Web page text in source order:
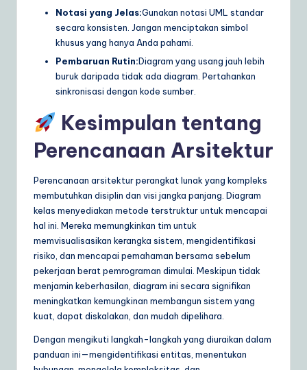
Notasi yang Jelas:Gunakan notasi UML standar
secara konsisten. Jangan menciptakan simbol
khusus yang hanya Anda pahami.
Pembaruan Rutin:Diagram yang usang jauh lebih
buruk daripada tidak ada diagram. Pertahankan
sinkronisasi dengan kode sumber.
Kesimpulan tentang
Perencanaan Arsitektur
Perencanaan arsitektur perangkat lunak yang kompleks
membutuhkan disiplin dan visi jangka panjang. Diagram
kelas menyediakan metode terstruktur untuk mencapai
hal ini. Mereka memungkinkan tim untuk
memvisualisasikan kerangka sistem, mengidentifikasi
risiko, dan mencapai pemahaman bersama sebelum
pekerjaan berat pemrograman dimulai. Meskipun tidak
menjamin keberhasilan, diagram ini secara signifikan
meningkatkan kemungkinan membangun sistem yang
kuat, dapat diskalakan, dan mudah dipelihara.
Dengan mengikuti langkah-langkah yang diuraikan dalam
panduan ini—mengidentifikasi entitas, menentukan